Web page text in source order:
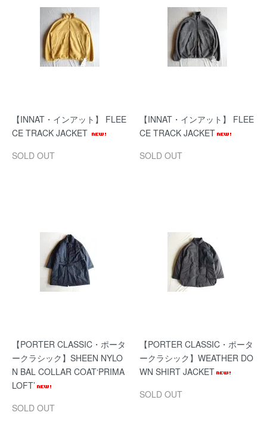
【INNAT・インアット】 FLEE
CE TRACK JACKET
SOLD OUT
【INNAT・インアット】 FLEE
CE TRACK JACKET
SOLD OUT
【PORTER CLASSIC・ポータ
ークラシック】SHEEN NYLO
N BAL COLLAR COAT‘PRIMA
LOFT’
SOLD OUT
【PORTER CLASSIC・ポータ
ークラシック】WEATHER DO
WN SHIRT JACKET
SOLD OUT